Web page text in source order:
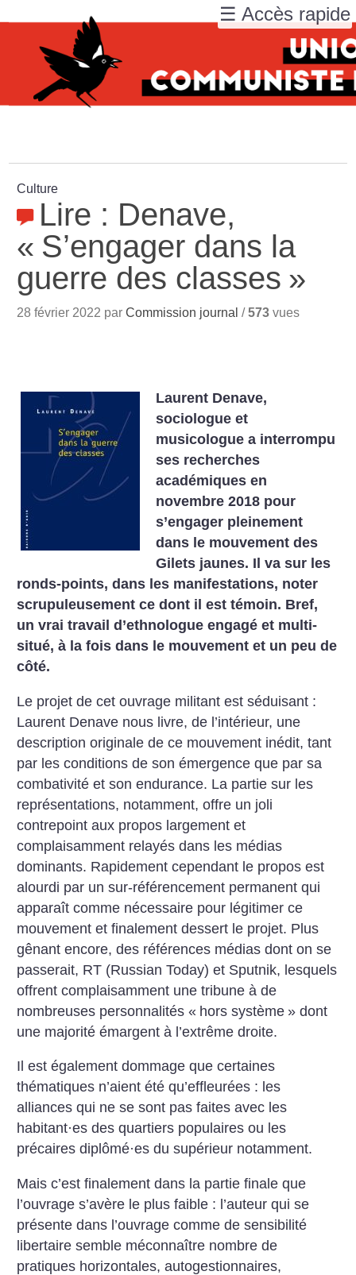
Culture
Lire : Denave,
« S’engager dans la
guerre des classes »
28 février 2022 parCommission journal /573 vues
Laurent Denave,
sociologue et
musicologue a interrompu
ses recherches
académiques en
novembre 2018 pour
s’engager pleinement
dans le mouvement des
Gilets jaunes. Il va sur les
ronds-points, dans les manifestations, noter
scrupuleusement ce dont il est témoin. Bref,
un vrai travail d’ethnologue engagé et multi-
situé, à la fois dans le mouvement et un peu de
côté.
Le projet de cet ouvrage militant est séduisant :
Laurent Denave nous livre, de l’intérieur, une
description originale de ce mouvement inédit, tant
par les conditions de son émergence que par sa
combativité et son endurance. La partie sur les
représentations, notamment, offre un joli
contrepoint aux propos largement et
complaisamment relayés dans les médias
dominants. Rapidement cependant le propos est
alourdi par un sur-référencement permanent qui
apparaît comme nécessaire pour légitimer ce
mouvement et finalement dessert le projet. Plus
gênant encore, des références médias dont on se
passerait, RT (Russian Today) et Sputnik, lesquels
offrent complaisamment une tribune à de
nombreuses personnalités « hors système » dont
une majorité émargent à l’extrême droite.
Il est également dommage que certaines
thématiques n’aient été qu’effleurées : les
alliances qui ne se sont pas faites avec les
habitant·es des quartiers populaires ou les
précaires diplômé·es du supérieur notamment.
Mais c’est finalement dans la partie finale que
l’ouvrage s’avère le plus faible : l’auteur qui se
présente dans l’ouvrage comme de sensibilité
libertaire semble méconnaître nombre de
pratiques horizontales, autogestionnaires,
☰ Accès rapide